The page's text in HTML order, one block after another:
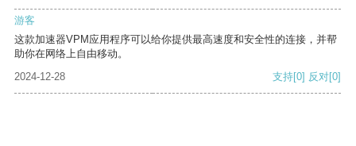
游客
这款加速器VPM应用程序可以给你提供最高速度和安全性的连接，并帮
助你在网络上自由移动。
2024-12-28
支持[0] 反对[0]